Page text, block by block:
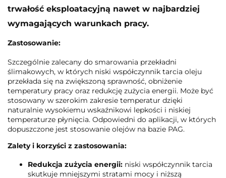
trwałość eksploatacyjną nawet w najbardziej
wymagających warunkach pracy.
Zastosowanie:
Szczególnie zalecany do smarowania przekładni
ślimakowych, w których niski współczynnik tarcia oleju
przekłada się na zwiększoną sprawność, obniżenie
temperatury pracy oraz redukcję zużycia energii. Może być
stosowany w szerokim zakresie temperatur dzięki
naturalnie wysokiemu wskaźnikowi lepkości i niskiej
temperaturze płynięcia. Odpowiedni do aplikacji, w których
dopuszczone jest stosowanie olejów na bazie PAG.
Zalety i korzyści z zastosowania:
Redukcja zużycia energii: niski współczynnik tarcia
skutkuje mniejszymi stratami mocy i niższą